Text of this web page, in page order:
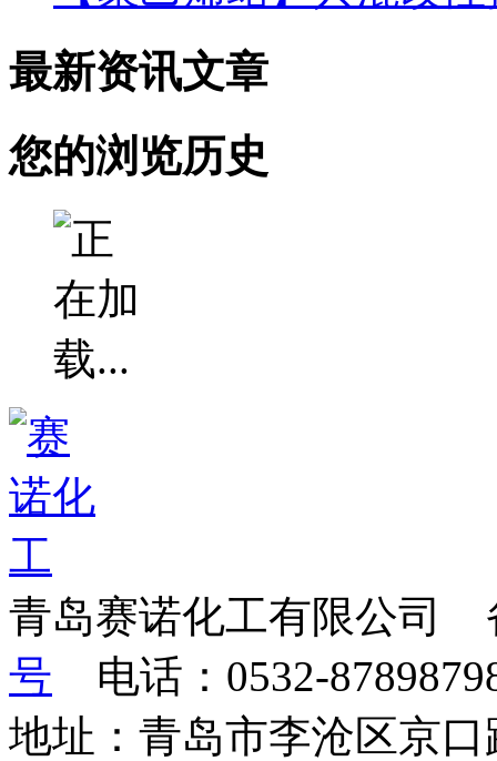
最新资讯文章
您的浏览历史
青岛赛诺化工有限公司
号 电话：0532-
地址：青岛市李沧区京